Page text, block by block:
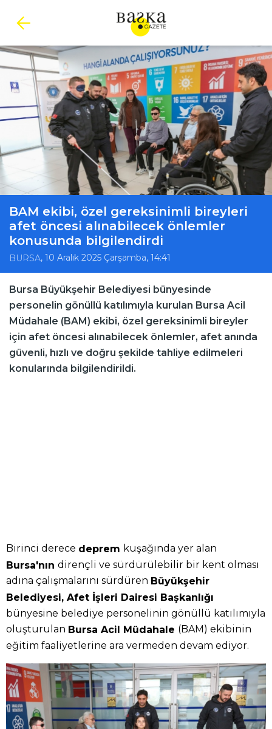
BAM ekibi, özel gereksinimli bireyleri
afet öncesi alınabilecek önlemler
konusunda bilgilendirdi
BURSA, 10 Aralık 2025 Çarşamba, 14:41
Bursa Büyükşehir Belediyesi bünyesinde
personelin gönüllü katılımıyla kurulan Bursa Acil
Müdahale (BAM) ekibi, özel gereksinimli bireyler
için afet öncesi alınabilecek önlemler, afet anında
güvenli, hızlı ve doğru şekilde tahliye edilmeleri
konularında bilgilendirildi.
Birinci derece deprem kuşağında yer alan
Bursa'nın dirençli ve sürdürülebilir bir kent olması
adına çalışmalarını sürdüren Büyükşehir
Belediyesi, Afet İşleri Dairesi Başkanlığı
bünyesine belediye personelinin gönüllü katılımıyla
oluşturulan Bursa Acil Müdahale (BAM) ekibinin
eğitim faaliyetlerine ara vermeden devam ediyor.